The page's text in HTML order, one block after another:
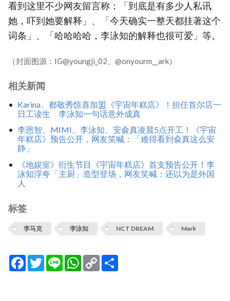
看到这里不少网友留言称：「到底是有多少人私讯
她，吓到她要解释」、「今天确实一整天都挂著这个
词条」、「哈哈哈哈，李泳知的解释也很可爱」等。
（封面图源：IG@youngji_02、@onyourm__ark）
相关新闻
Karina、都敬秀惊喜加盟《宇宙年糕店》！担任首尔店一
日工读生 李泳知一句话意外成真
李恩智、MIMI、李泳知、安兪真凌晨5点开工！《宇宙
年糕店》预告公开，网友笑喊：「难得看到兪真这么安
静」
《地娱室》衍生节目《宇宙年糕店》首支预告公开！李
泳知浮夸「主厨」造型登场，网友笑喊：还以为是外国
人
标签
李马克 李泳知 NCT DREAM Mark
Facebook
TwitterLine WhatsApp
Copy
Link